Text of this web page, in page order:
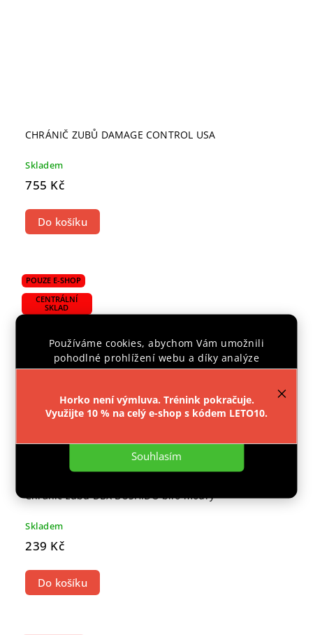
Používáme cookies, abychom Vám umožnili
pohodlné prohlížení webu a díky analýze
provozu webu neustále zlepšovali jeho funkce,
Nastavení
Souhlasím
Horko není výmluva. Trénink pokračuje.
Využijte 10 % na celý e-shop s kódem LETO10.
CHRÁNIČ ZUBŮ DAMAGE CONTROL USA
Skladem
755 Kč
Do košíku
POUZE E-SHOP
CENTRÁLNÍ
SKLAD
Chránič zubů DBX BUSHIDO bílo-modrý
Skladem
239 Kč
Do košíku